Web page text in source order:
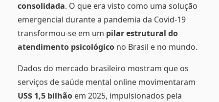
consolidada. O que era visto como uma solução
emergencial durante a pandemia da Covid-19
transformou-se em um pilar estrutural do
atendimento psicológico no Brasil e no mundo.
Dados do mercado brasileiro mostram que os
serviços de saúde mental online movimentaram
US$ 1,5 bilhão em 2025, impulsionados pela